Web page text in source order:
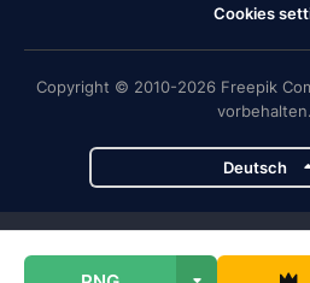
Cookies
Copyright © 2010-2026 Freepik
vorbehalten.
Deutsch